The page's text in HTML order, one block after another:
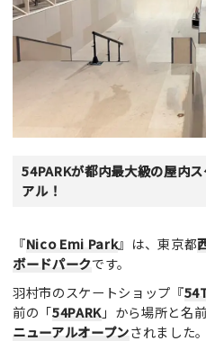
54PARKが都内最大級の屋内
アル！
『Nico Emi Park』は、東京都
ボードパークです。
羽村市のスケートショップ『
前の「54PARK」から場所と名
ニューアルオープンされました。